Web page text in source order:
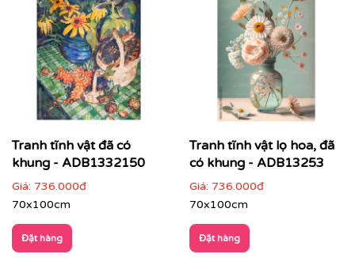
Tranh tĩnh vật đã có
khung - ADB1332150
Giá: 736.000đ
70x100cm
Đặt hàng
Tranh tĩnh vật lọ hoa, đã
có khung - ADB13253
Giá: 736.000đ
70x100cm
Đặt hàng